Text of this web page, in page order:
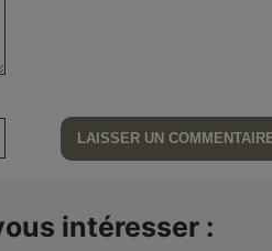
intéresser :